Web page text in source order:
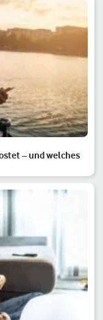
– und welches